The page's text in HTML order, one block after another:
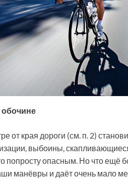
обочине
от края дороги (см. п. 2)
выбоины,
попросту опасным. Но что ещё
манёвры и даёт очень мало